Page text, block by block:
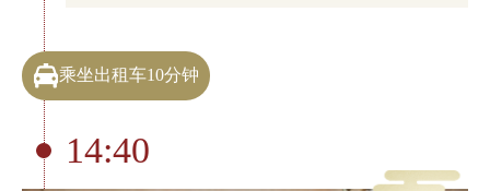
乘坐出租车10分钟
14:40